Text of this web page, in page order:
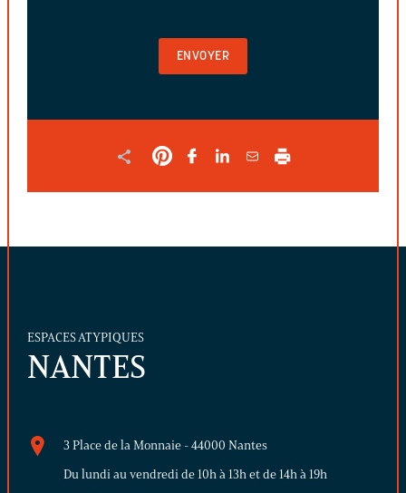
ESPACES ATYPIQUES
NANTES
3 Place de la Monnaie - 44000 Nantes
Du lundi au vendredi de 10h à 13h et de 14h à 19h